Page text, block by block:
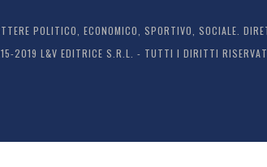
POLITICO, ECONOMICO, SPORTIVO, SOCIALE.
L&V EDITRICE S.R.L. - TUTTI I DIRITTI RISERVATI.